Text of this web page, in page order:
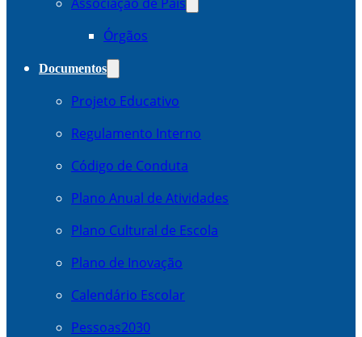
Órgãos
Documentos
Projeto Educativo
Regulamento Interno
Código de Conduta
Plano Anual de Atividades
Plano Cultural de Escola
Plano de Inovação
Calendário Escolar
Pessoas2030